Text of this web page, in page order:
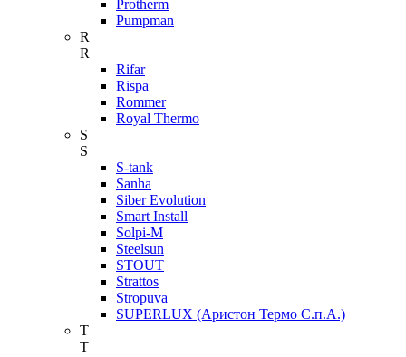
Protherm
Pumpman
R
R
Rifar
Rispa
Rommer
Royal Thermo
S
S
S-tank
Sanha
Siber Evolution
Smart Install
Solpi-M
Steelsun
STOUT
Strattos
Stropuva
SUPERLUX (Аристон Термо С.п.А.)
T
T